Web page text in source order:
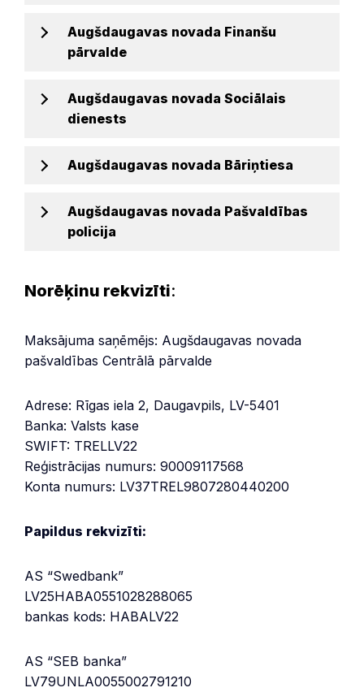
Augšdaugavas novada Finanšu
pārvalde
Augšdaugavas novada Sociālais
dienests
Augšdaugavas novada Bāriņtiesa
Augšdaugavas novada Pašvaldības
policija
Norēķinu rekvizīti:
Maksājuma saņēmējs: Augšdaugavas novada
pašvaldības Centrālā pārvalde
Adrese: Rīgas iela 2, Daugavpils, LV-5401
Banka: Valsts kase
SWIFT: TRELLV22
Reģistrācijas numurs: 90009117568
Konta numurs: LV37TREL9807280440200
Papildus rekvizīti:
AS “Swedbank”
LV25HABA0551028288065
bankas kods: HABALV22
AS “SEB banka”
LV79UNLA0055002791210